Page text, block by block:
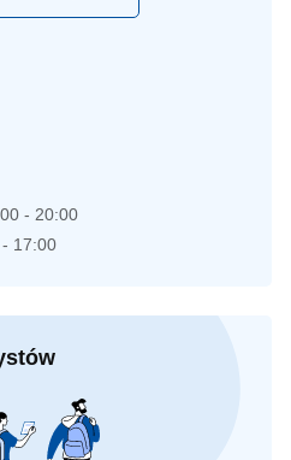
- 20:00
17:00